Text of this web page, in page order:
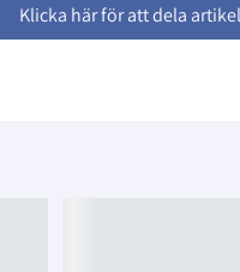
Klicka här för att dela